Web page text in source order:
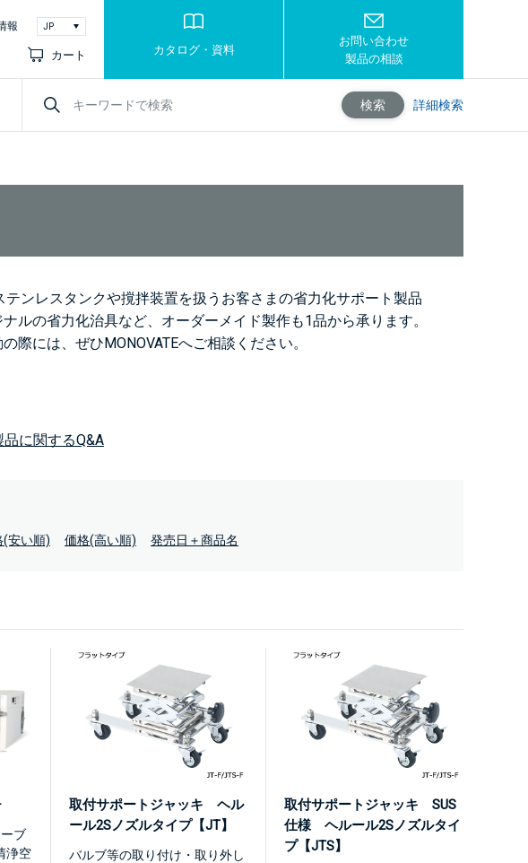
報
カート カタログ・資料
お問い合わせ
製品の相談
検索 詳細検索
テンレスタンクや撹拌装置を扱うお客さまの省力化サポート製品
ルの省力化治具など、オーダーメイド製作も1品から承ります。
際には、ぜひMONOVATEへご相談ください。
品に関するQ&A
(安い順) 価格(高い順) 発売日＋商品名
ブ
浄空
取付サポートジャッキ ヘル
ール2Sノズルタイプ【JT】
バルブ等の取り付け・取り外し
取付サポートジャッキ SUS
仕様 ヘルール2Sノズルタイ
プ【JTS】